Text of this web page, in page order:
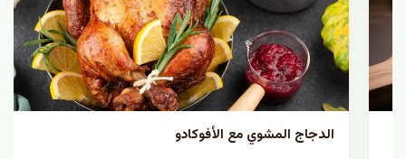
الدجاج المشوي مع الأفوكادو